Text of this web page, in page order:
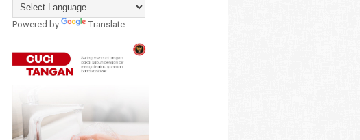
Powered by Translate